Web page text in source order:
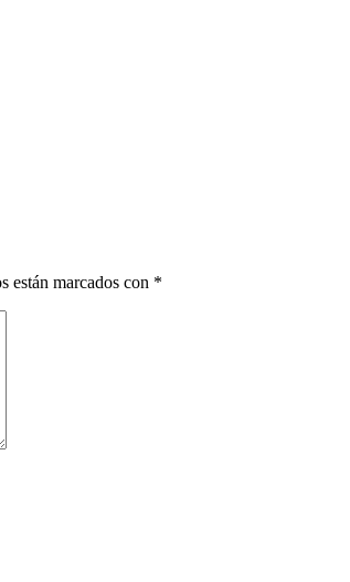
están marcados con *